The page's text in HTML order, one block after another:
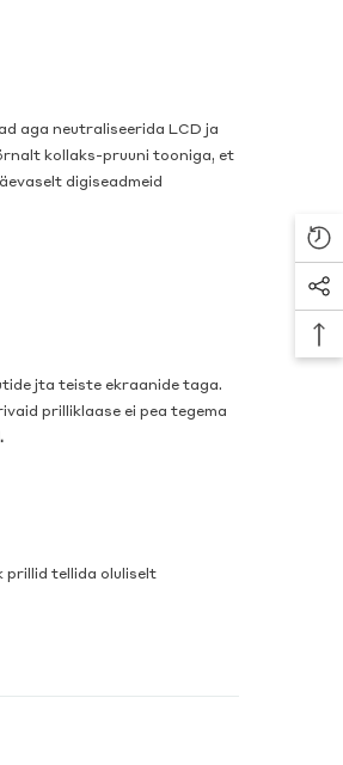
aga neutraliseerida LCD ja
kollaks-pruuni tooniga, et
digiseadmeid
jta teiste ekraanide taga.
prilliklaase ei pea tegema
prillid tellida oluliselt